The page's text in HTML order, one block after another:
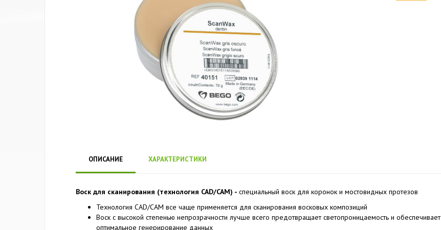
ОПИСАНИЕ ХАРАКТЕРИСТИКИ
Воск для сканирования (технология CAD/CAM) - специальный воск для коронок и мостовидных протезов
Технология CAD/CAM все чаще применяется для сканирования восковых композиций
Воск с высокой степенью непрозрачности лучше всего предотвращает светопроницаемость и обеспечивает
оптимальное генерирование данных